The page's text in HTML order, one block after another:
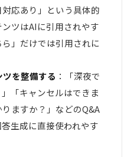
応あり」という具体的
ツはAIに引用されやす
」だけでは引用されに
を整備する ：「深夜で
「キャンセルはできま
ますか？」などのQ&A
生成に直接使われやす